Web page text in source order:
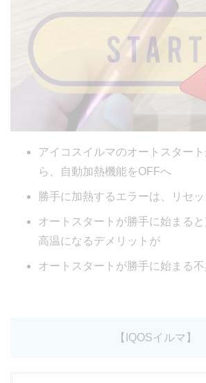
アイコスイルマのオートスター
ら、自動加熱機能をOFFへ
勝手に加熱するエラーは、リセ
オートスタートが勝手に始まると
高温になるデメリットが
オートスタートが勝手に始まる
【IQOSイルマ】